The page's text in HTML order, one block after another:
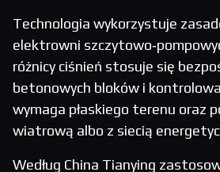
Technologia wykorzystuje
elektrowni
różnicy ciśnień stosuje się
betonowych bloków i
wymaga płaskiego terenu oraz
wiatrową albo z siecią
Według China Tianying